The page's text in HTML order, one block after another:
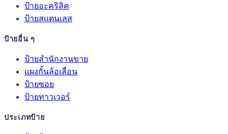
ป้ายอะคริลิค
ป้ายสแตนเลส
ป้ายอื่น ๆ
ป้ายสำนักงานขาย
แผงกั้นล้อเลื่อน
ป้ายซอย
ป้ายทาวเวอร์
ประเภทป้าย